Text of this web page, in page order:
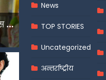
म
ुझे फिल्मों में शोपीस की तरह इस्तेमाल किया गया-शहनाज गिल
News
TOP STORIES
Uncategorized
अन्तर्राष्ट्रीय